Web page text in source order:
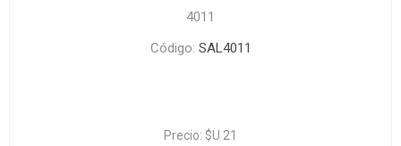
4011
Código: SAL4011
Precio: $U 21